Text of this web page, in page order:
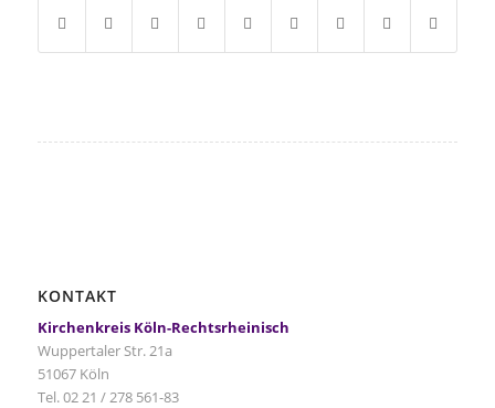
KONTAKT
Kirchenkreis Köln-Rechtsrheinisch
Wuppertaler Str. 21a
51067 Köln
Tel. 02 21 / 278 561-83